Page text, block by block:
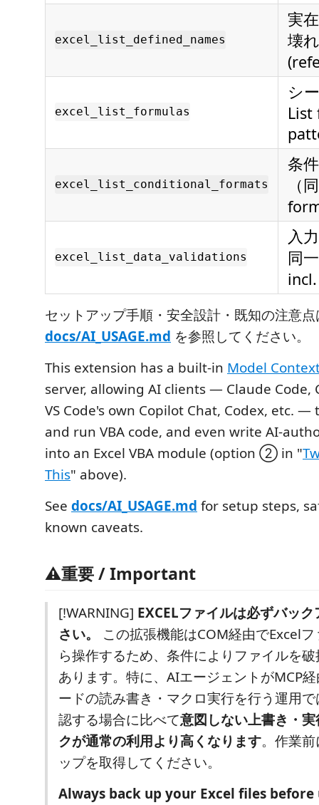
excel_list_defined_names
実
壊
excel_list_formulas
シ
List
excel_list_conditional_formats
条
（
excel_list_data_validations
入
同
セットアップ手順・安全設計・既知の注意点
docs/AI_USAGE.md を参照してください。
This extension has a built-in Model
server, allowing AI clients — Claude Code,
VS Code's own Copilot Chat, Codex, etc. —
and run VBA code, and even write AI-
into an Excel VBA module (option ② in "
This" above).
See docs/AI_USAGE.md for setup steps,
known caveats.
⚠重要 / Important
[!WARNING] EXCELファイルは必ずバッ
さい。
この拡張機能はCOM経由でExcel
ら操作するため、条件によりファイルを
あります。特に、AIエージェントがMCP
ードの読み書き・マクロ実行を行う運用
認する場合に比べて意図しない上書き・
クが通常の利用より高くなります。作業
ップを取得してください。
Always back up your Excel files before